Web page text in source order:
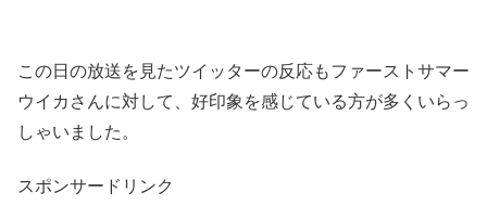
この日の放送を見たツイッターの反応もファーストサマー
ウイカさんに対して、好印象を感じている方が多くいらっ
しゃいました。
スポンサードリンク